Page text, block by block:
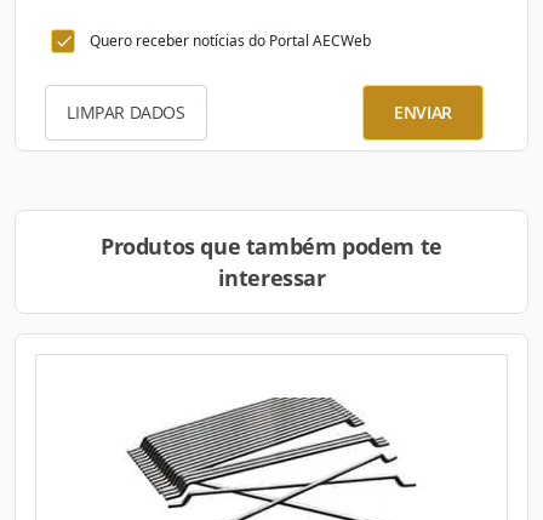
Quero receber notícias do Portal AECWeb
LIMPAR DADOS ENVIAR
Produtos que também podem te
interessar